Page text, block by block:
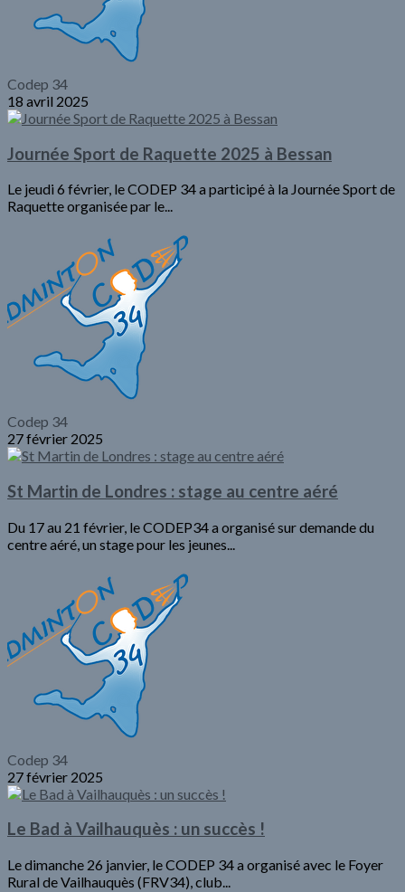
Codep 34
18 avril 2025
Journée Sport de Raquette 2025 à Bessan
Le jeudi 6 février, le CODEP 34 a participé à la Journée Sport de
Raquette organisée par le...
Codep 34
27 février 2025
St Martin de Londres : stage au centre aéré
Du 17 au 21 février, le CODEP34 a organisé sur demande du
centre aéré, un stage pour les jeunes...
Codep 34
27 février 2025
Le Bad à Vailhauquès : un succès !
Le dimanche 26 janvier, le CODEP 34 a organisé avec le Foyer
Rural de Vailhauquès (FRV34), club...